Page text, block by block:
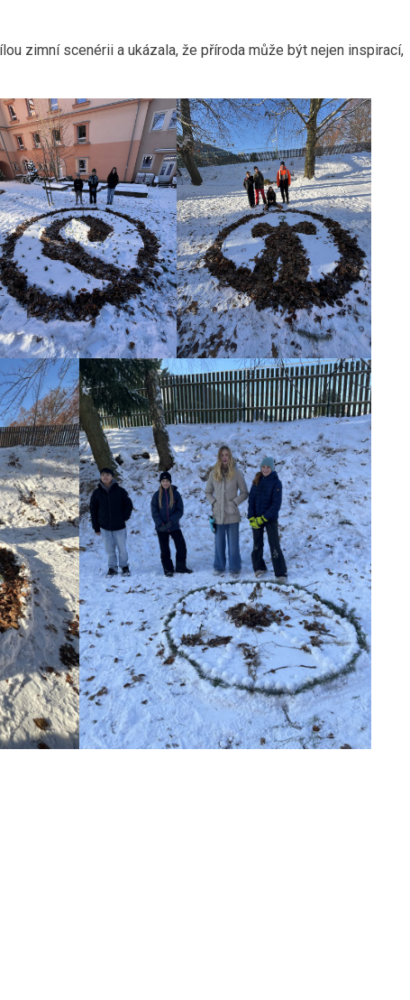
zimní scenérii a ukázala, že příroda může být nejen inspirací,